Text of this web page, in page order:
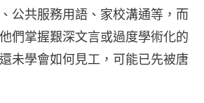
公共服務用語、家校溝通等，而
們掌握艱深文言或過度學術化的
未學會如何見工，可能已先被唐